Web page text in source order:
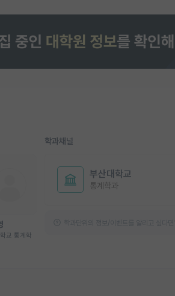
교 통계학
학과채널
부산대학교
통계학과
학과단위의 정보/이벤트를 알리고 싶다면